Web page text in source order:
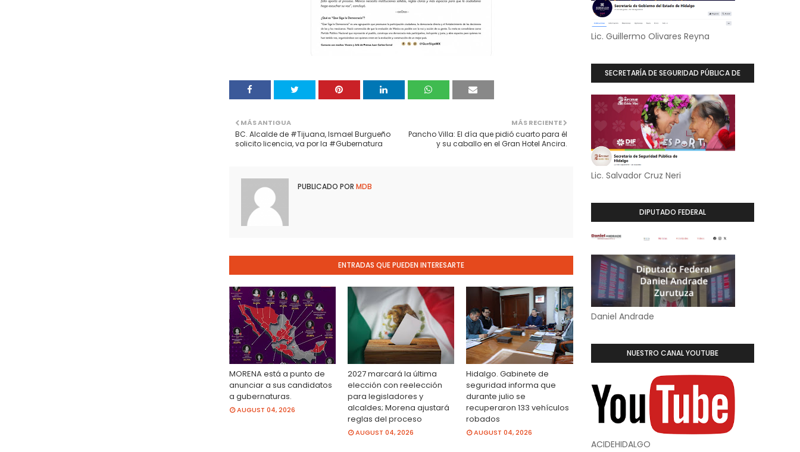
MÁS RECIENTE
Pancho Villa: El día que pidió cuarto para él
y su caballo en el Gran Hotel Ancira.
MÁS ANTIGUA
BC. Alcalde de #Tijuana, Ismael Burgueño
solicito licencia, va por la #Gubernatura
PUBLICADO POR MDB
ENTRADAS QUE PUEDEN INTERESARTE
MORENA está a punto de
anunciar a sus candidatos
a gubernaturas.
AUGUST 04, 2026
2027 marcará la última
elección con reelección
para legisladores y
alcaldes; Morena ajustará
reglas del proceso
AUGUST 04, 2026
Hidalgo. Gabinete de
seguridad informa que
durante julio se
recuperaron 133 vehículos
robados
AUGUST 04, 2026
Lic. Guillermo Olivares Reyna
SECRETARÍA DE SEGURIDAD PÚBLICA DE
Lic. Salvador Cruz Neri
DIPUTADO FEDERAL
Daniel Andrade
NUESTRO CANAL YOUTUBE
ACIDEHIDALGO